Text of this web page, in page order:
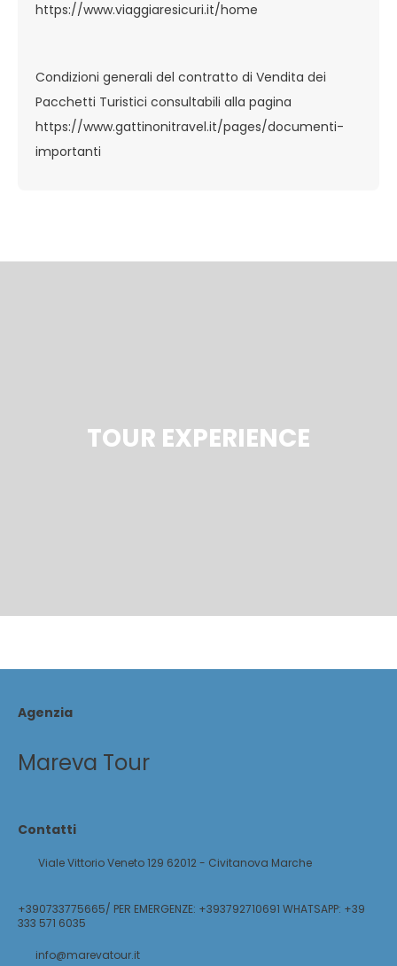
https://www.viaggiaresicuri.it/home
Condizioni generali del contratto di Vendita dei
Pacchetti Turistici consultabili alla pagina
https://www.gattinonitravel.it/pages/documenti-
importanti
TOUR EXPERIENCE
Agenzia
Mareva Tour
Contatti
Viale Vittorio Veneto 129 62012 - Civitanova Marche
+390733775665/ PER EMERGENZE: +393792710691 WHATSAPP: +39
333 571 6035
info@marevatour.it